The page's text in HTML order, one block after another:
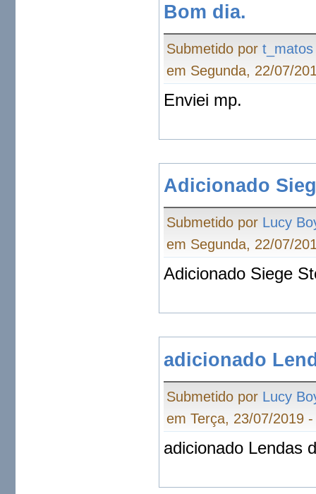
Bom dia.
Submetido port_matos
em Segunda, 22/07/
Enviei mp.
Adicionado
Submetido por Lucy
em Segunda, 22/07/
Adicionado Siege
adicionado
Submetido por Lucy
em Terça, 23/07/2019
adicionado Lendas